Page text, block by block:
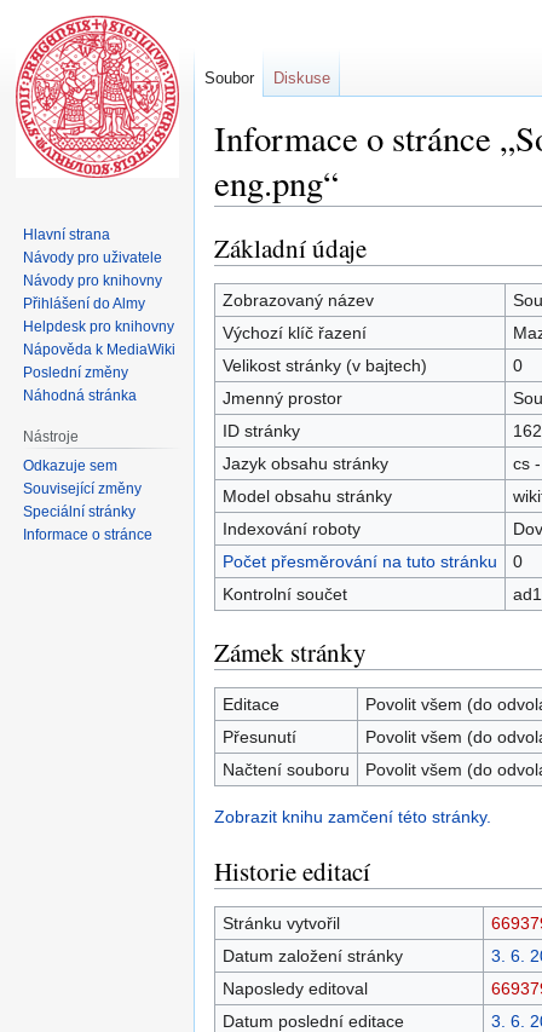
Informace o stránce
eng.png“
Skočit
na
navigaci
Skočit
na
vyhledávání
Základní údaje
Zobrazovaný název
Výchozí klíč řazení
Velikost stránky (v bajtech)
0
Jmenný prostor
ID stránky
Jazyk obsahu stránky
cs
Model obsahu stránky
Indexování roboty
Počet přesměrování na tuto stránku
0
Kontrolní součet
Zámek stránky
Editace
Povolit všem (do
Přesunutí
Povolit všem (do
Načtení souboru
Povolit všem (do
Zobrazit knihu zamčení této stránky.
Historie editací
Stránku vytvořil
Datum založení stránky
3. 6.
Naposledy editoval
Datum poslední editace
3. 6.
Soubor Diskuse
Hlavní strana
Návody pro uživatele
Návody pro knihovny
Přihlášení do Almy
Helpdesk pro knihovny
Nápověda k MediaWiki
Poslední změny
Náhodná stránka
Nástroje
Odkazuje sem
Související změny
Speciální stránky
Informace o stránce